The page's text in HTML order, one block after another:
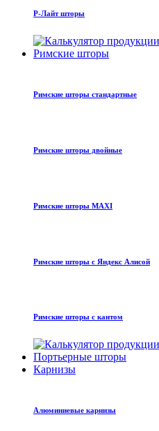
Р-Лайт шторы
Римские шторы
Римские шторы стандартные
Римские шторы двойные
Римские шторы MAXI
Римские шторы с Яндекс Алисой
Римские шторы с кантом
Портьерные шторы
Карнизы
Алюминиевые карнизы